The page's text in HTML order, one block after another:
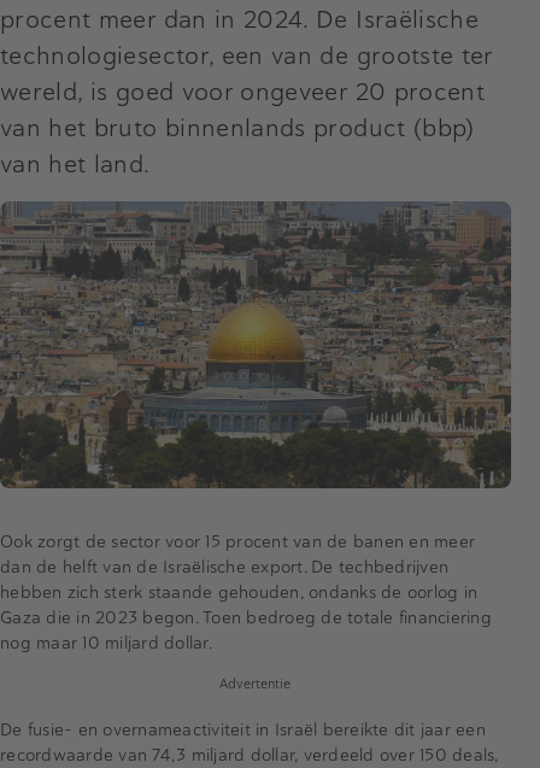
procent meer dan in 2024. De Israëlische
technologiesector, een van de grootste ter
wereld, is goed voor ongeveer 20 procent
van het bruto binnenlands product (bbp)
van het land.
Ook zorgt de sector voor 15 procent van de banen en meer
dan de helft van de Israëlische export. De techbedrijven
hebben zich sterk staande gehouden, ondanks de oorlog in
Gaza die in 2023 begon. Toen bedroeg de totale financiering
nog maar 10 miljard dollar.
Advertentie
De fusie- en overnameactiviteit in Israël bereikte dit jaar een
recordwaarde van 74,3 miljard dollar, verdeeld over 150 deals,